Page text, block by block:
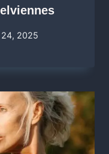
24, 2025